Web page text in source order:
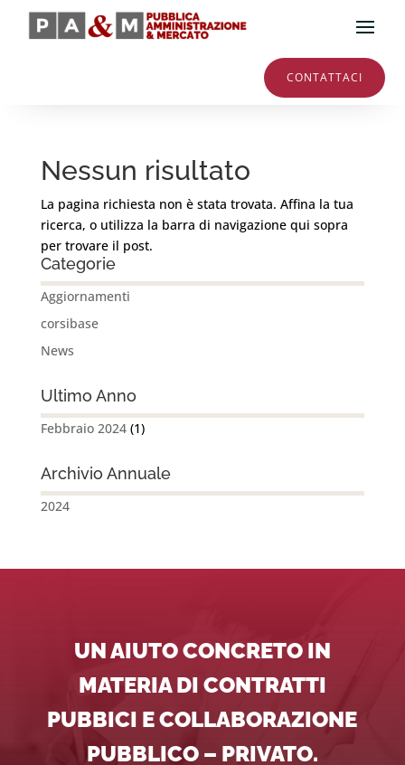
CONTATTACI
Nessun risultato
La pagina richiesta non è stata trovata. Affina la tua
ricerca, o utilizza la barra di navigazione qui sopra
per trovare il post.
Categorie
Aggiornamenti
corsibase
News
Ultimo Anno
Febbraio 2024(1)
Archivio Annuale
2024
UN AIUTO CONCRETO IN
MATERIA DI CONTRATTI
PUBBICI E COLLABORAZIONE
PUBBLICO – PRIVATO.